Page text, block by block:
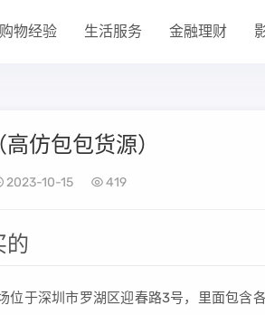
购物经验 生活服务 金融理财
仿包包货源）
2023-10-15 419
的
位于深圳市罗湖区迎春路3号，里面包含